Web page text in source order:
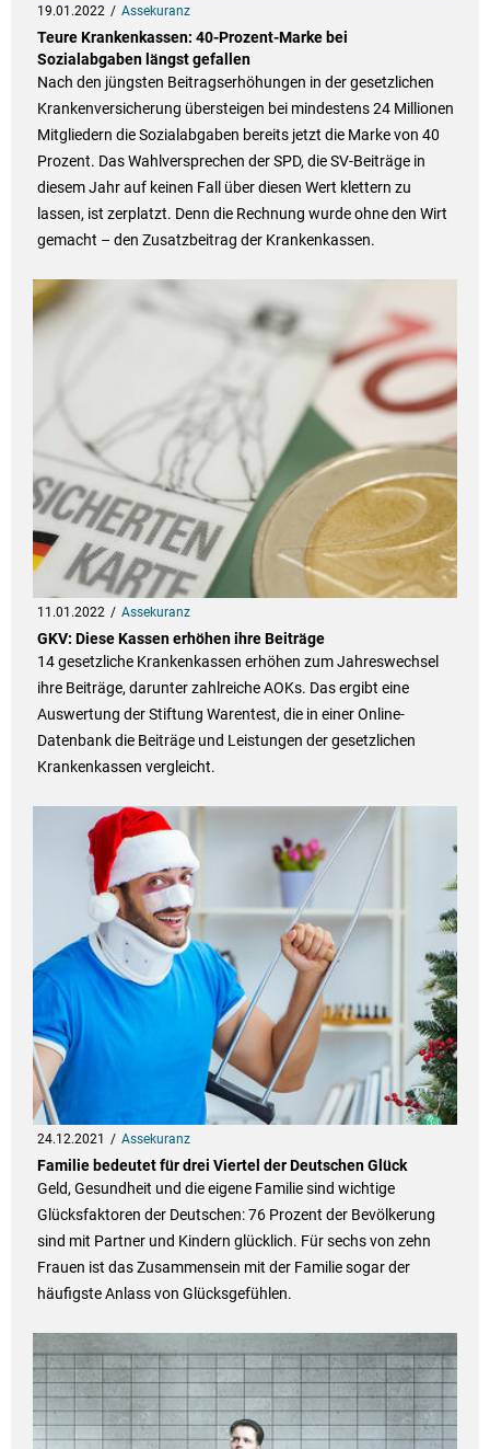
19.01.2022 Assekuranz
Teure Krankenkassen: 40-Prozent-Marke bei
Sozialabgaben längst gefallen
Nach den jüngsten Beitragserhöhungen in der gesetzlichen
Krankenversicherung übersteigen bei mindestens 24 Millionen
Mitgliedern die Sozialabgaben bereits jetzt die Marke von 40
Prozent. Das Wahlversprechen der SPD, die SV-Beiträge in
diesem Jahr auf keinen Fall über diesen Wert klettern zu
lassen, ist zerplatzt. Denn die Rechnung wurde ohne den Wirt
gemacht – den Zusatzbeitrag der Krankenkassen.
11.01.2022 Assekuranz
GKV: Diese Kassen erhöhen ihre Beiträge
14 gesetzliche Krankenkassen erhöhen zum Jahreswechsel
ihre Beiträge, darunter zahlreiche AOKs. Das ergibt eine
Auswertung der Stiftung Warentest, die in einer Online-
Datenbank die Beiträge und Leistungen der gesetzlichen
Krankenkassen vergleicht.
24.12.2021 Assekuranz
Familie bedeutet für drei Viertel der Deutschen Glück
Geld, Gesundheit und die eigene Familie sind wichtige
Glücksfaktoren der Deutschen: 76 Prozent der Bevölkerung
sind mit Partner und Kindern glücklich. Für sechs von zehn
Frauen ist das Zusammensein mit der Familie sogar der
häufigste Anlass von Glücksgefühlen.